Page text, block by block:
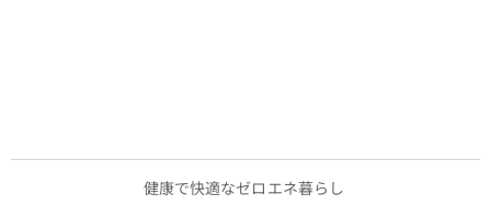
健康で快適なゼロエネ暮らし